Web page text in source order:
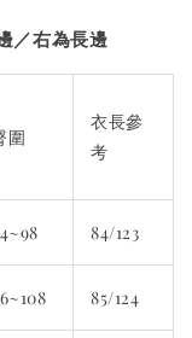
／右為長邊
圍
衣長參
考
84/123
85/124